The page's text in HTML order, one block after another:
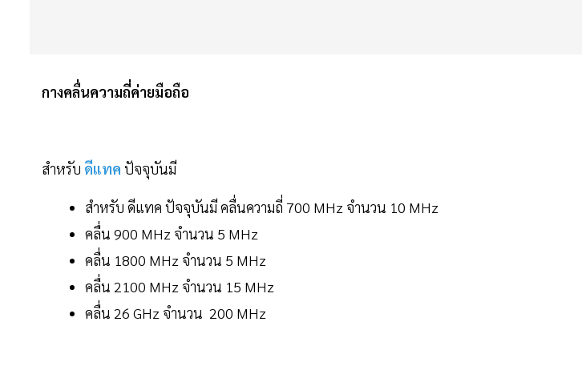
กางคลื่นความถี่ค่ายมือถือ
สำหรับ ดีแทค ปัจจุบันมี
สำหรับ ดีแทค ปัจจุบันมี คลื่นความถี่ 700 MHz จำนวน 10 MHz
คลื่น 900 MHz จำนวน 5 MHz
คลื่น 1800 MHz จำนวน 5 MHz
คลื่น 2100 MHz จำนวน 15 MHz
คลื่น 26 GHz จำนวน 200 MHz